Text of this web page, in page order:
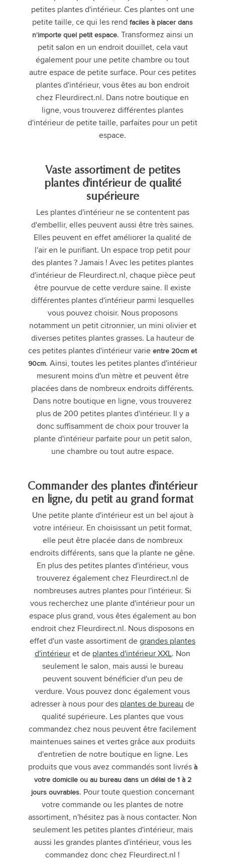
petites plantes d'intérieur. Ces plantes ont une
petite taille, ce qui les rend faciles à placer dans
n'importe quel petit espace. Transformez ainsi un
petit salon en un endroit douillet, cela vaut
également pour une petite chambre ou tout
autre espace de petite surface. Pour ces petites
plantes d'intérieur, vous êtes au bon endroit
chez Fleurdirect.nl. Dans notre boutique en
ligne, vous trouverez différentes plantes
d'intérieur de petite taille, parfaites pour un petit
espace.
Vaste assortiment de petites
plantes d'intérieur de qualité
supérieure
Les plantes d'intérieur ne se contentent pas
d'embellir, elles peuvent aussi être très saines.
Elles peuvent en effet améliorer la qualité de
l'air en le purifiant. Un espace trop petit pour
des plantes ? Jamais ! Avec les petites plantes
d'intérieur de Fleurdirect.nl, chaque pièce peut
être pourvue de cette verdure saine. Il existe
différentes plantes d'intérieur parmi lesquelles
vous pouvez choisir. Nous proposons
notamment un petit citronnier, un mini olivier et
diverses petites plantes grasses. La hauteur de
ces petites plantes d'intérieur varie entre 20cm et
90cm. Ainsi, toutes les petites plantes d'intérieur
mesurent moins d'un mètre et peuvent être
placées dans de nombreux endroits différents.
Dans notre boutique en ligne, vous trouverez
plus de 200 petites plantes d'intérieur. Il y a
donc suffisamment de choix pour trouver la
plante d'intérieur parfaite pour un petit salon,
une chambre ou tout autre espace.
Commander des plantes d'intérieur
en ligne, du petit au grand format
Une petite plante d'intérieur est un bel ajout à
votre intérieur. En choisissant un petit format,
elle peut être placée dans de nombreux
endroits différents, sans que la plante ne gêne.
En plus des petites plantes d'intérieur, vous
trouverez également chez Fleurdirect.nl de
nombreuses autres plantes pour l'intérieur. Si
vous recherchez une plante d'intérieur pour un
espace plus grand, vous êtes également au bon
endroit chez Fleurdirect.nl. Nous disposons en
effet d'un vaste assortiment degrandes plantes
d'intérieuret de plantes d'intérieur XXL. Non
seulement le salon, mais aussi le bureau
peuvent souvent bénéficier d'un peu de
verdure. Vous pouvez donc également vous
adresser à nous pour des plantes de bureau de
qualité supérieure. Les plantes que vous
commandez chez nous peuvent être facilement
maintenues saines et vertes grâce aux produits
d'entretien de notre boutique en ligne. Les
produits que vous avez commandés sont livrés à
votre domicile ou au bureau dans un délai de 1 à 2
jours ouvrables. Pour toute question concernant
votre commande ou les plantes de notre
assortiment, n'hésitez pas à nous contacter. Non
seulement les petites plantes d'intérieur, mais
aussi les grandes plantes d'intérieur, vous les
commandez donc chez Fleurdirect.nl !